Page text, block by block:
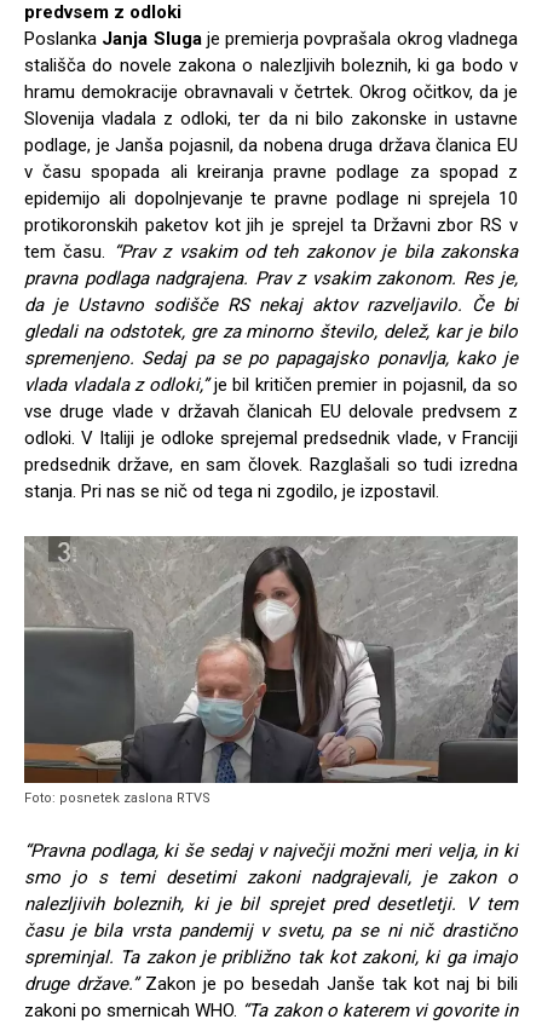
predvsem z odloki
Poslanka Janja Slugaje premierja povprašala okrog vladnega
stališča do novele zakona o nalezljivih boleznih, ki ga bodo v
hramu demokracije obravnavali v četrtek. Okrog očitkov, da je
Slovenija vladala z odloki, ter da ni bilo zakonske in ustavne
podlage, je Janša pojasnil, da nobena druga država članica EU
v času spopada ali kreiranja pravne podlage za spopad z
epidemijo ali dopolnjevanje te pravne podlage ni sprejela 10
protikoronskih paketov kot jih je sprejel ta Državni zbor RS v
tem času. “Prav z vsakim od teh zakonov je bila zakonska
pravna podlaga nadgrajena. Prav z vsakim zakonom. Res je,
da je Ustavno sodišče RS nekaj aktov razveljavilo. Če bi
gledali na odstotek, gre za minorno število, delež, kar je bilo
spremenjeno. Sedaj pa se po papagajsko ponavlja, kako je
vlada vladala z odloki,”je bil kritičen premier in pojasnil, da so
vse druge vlade v državah članicah EU delovale predvsem z
odloki. V Italiji je odloke sprejemal predsednik vlade, v Franciji
predsednik države, en sam človek. Razglašali so tudi izredna
stanja. Pri nas se nič od tega ni zgodilo, je izpostavil.
Foto: posnetek zaslona RTVS
“Pravna podlaga, ki še sedaj v največji možni meri velja, in ki
smo jo s temi desetimi zakoni nadgrajevali, je zakon o
nalezljivih boleznih, ki je bil sprejet pred desetletji. V tem
času je bila vrsta pandemij v svetu, pa se ni nič drastično
spreminjal. Ta zakon je približno tak kot zakoni, ki ga imajo
druge države.” Zakon je po besedah Janše tak kot naj bi bili
zakoni po smernicah WHO. “Ta zakon o katerem vi govorite in